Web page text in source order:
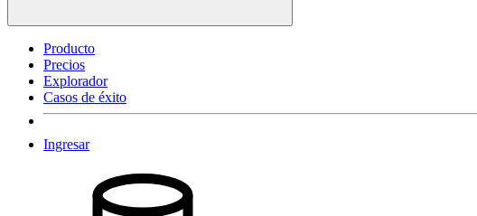
Producto
Precios
Explorador
Casos de éxito
Ingresar